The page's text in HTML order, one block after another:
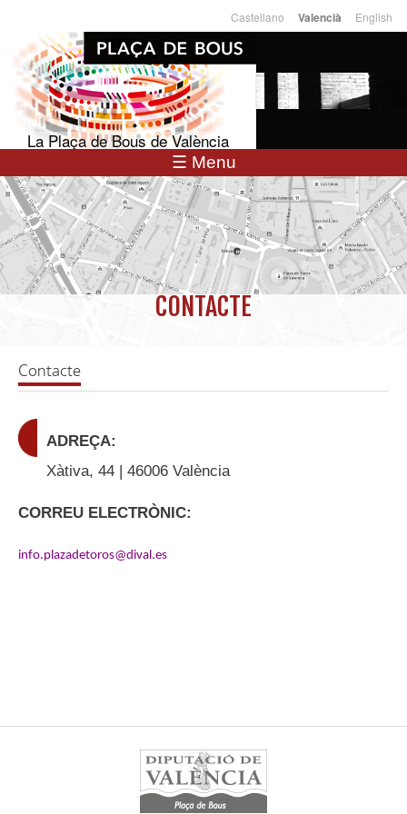
contingut
Llengües
Castellano Valencià English
La Plaça de Bous de València
☰ Menu
CONTACTE
Contacte
ADREÇA:
Xàtiva, 44 | 46006 València
CORREU ELECTRÒNIC:
info.plazadetoros@dival.es